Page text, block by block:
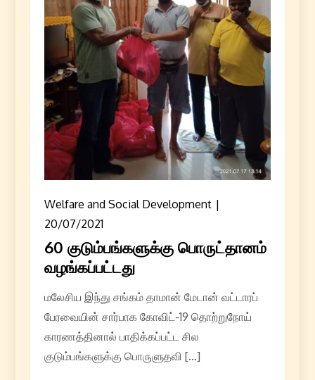
Welfare and Social Development
20/07/2021
60 குடும்பங்களுக்கு பொருட்தானம்
வழங்கப்பட்டது
மலேசிய இந்து சங்கம் தாமான் மேடான் வட்டாரப்
பேரவையின் சார்பாக கோவிட்-19 தொற்றுநோய்
காரணத்தினால் பாதிக்கப்பட்ட சில
குடும்பங்களுக்கு பொருளுதவி […]